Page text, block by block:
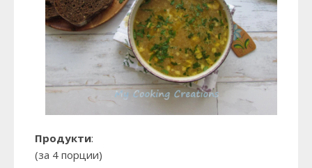
Продукти:
(за 4 порции)